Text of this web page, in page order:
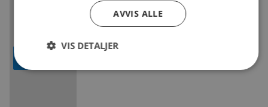
AVVIS ALLE
VIS DETALJER